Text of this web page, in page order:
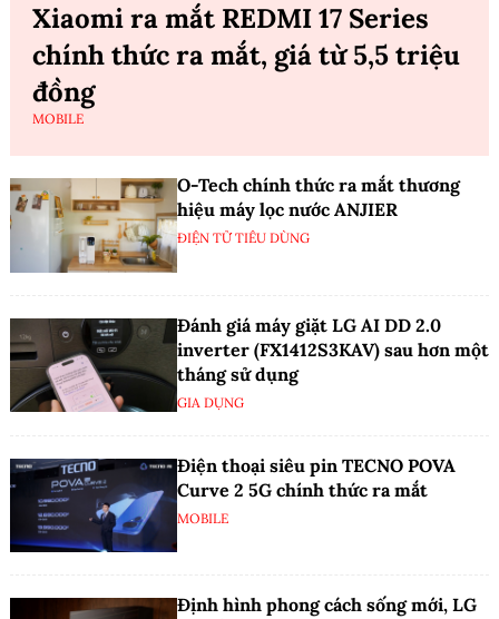
Xiaomi ra mắt REDMI 17 Series
chính thức ra mắt, giá từ 5,5 triệu
đồng
MOBILE
O-Tech chính thức ra mắt thương
hiệu máy lọc nước ANJIER
ĐIỆN TỬ TIÊU DÙNG
Đánh giá máy giặt LG AI DD 2.0
inverter (FX1412S3KAV) sau hơn một
tháng sử dụng
GIA DỤNG
Điện thoại siêu pin TECNO POVA
Curve 2 5G chính thức ra mắt
MOBILE
Định hình phong cách sống mới, LG